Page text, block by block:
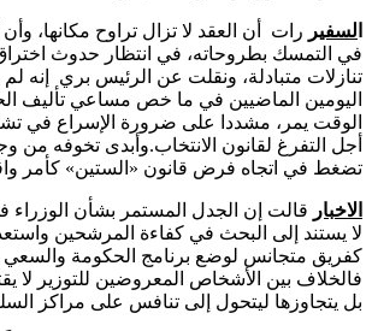
لسفير رات
أن العقد لا تزال تراوح
في التمسك بطروحاته، في انتظار حدوث
تنازلات متبادلة، ونقلت عن الرئيس بري إنه لم
اليومين الماضيين في ما خص مساعي تأليف
الوقت يمر، مشددا على ضرورة الإسراع في
أجل التفرغ لقانون الانتخاب.وأبدى تخوفه من
تضغط في اتجاه فرض قانون «الستين» كأمر
الاخبار قالت إن الجدل المستمر بشأن الوزراء
لا يستند إلى البحث في كفاءة المرشحين
كفريق متجانس لوضع برنامج الحكومة والسعي
فالخلاف بين الأشخاص المعروضين للتوزير لا
بل يتجاوزها ليتحول إلى تنافس على مراكز